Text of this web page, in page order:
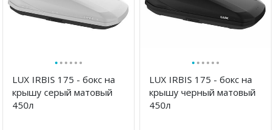
······
LUX IRBIS 175 - бокс на
крышу серый матовый
450л
······
LUX IRBIS 175 - бокс на
крышу черный матовый
450л